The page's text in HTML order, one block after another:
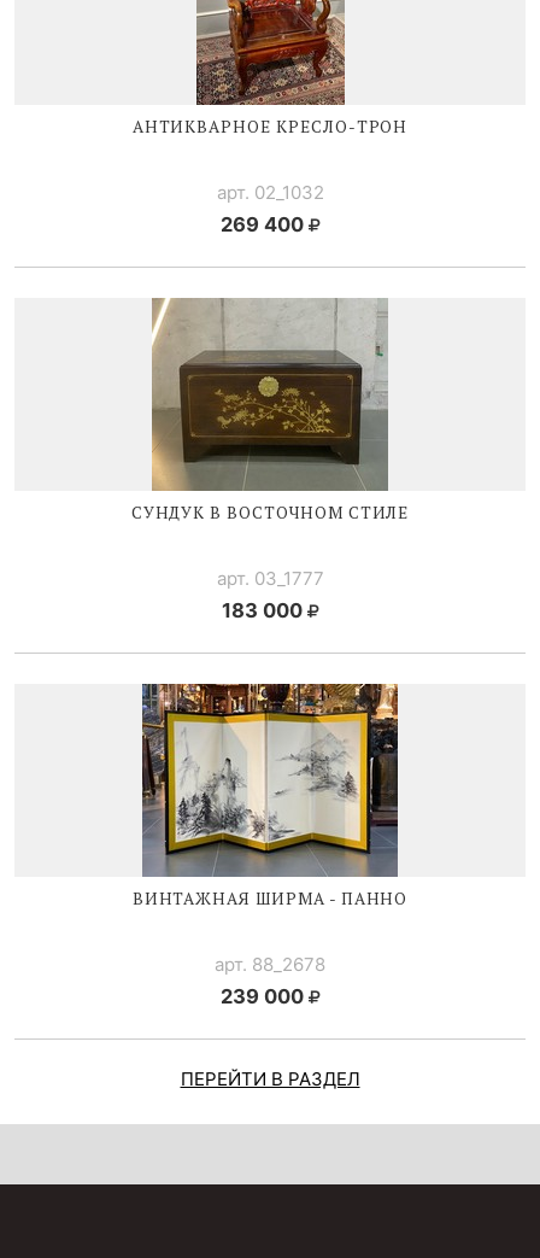
АНТИКВАРНОЕ КРЕСЛО-ТРОН
арт. 02_1032
269 400
СУНДУК В ВОСТОЧНОМ СТИЛЕ
арт. 03_1777
183 000
ВИНТАЖНАЯ ШИРМА - ПАННО
арт. 88_2678
239 000
ПЕРЕЙТИ В РАЗДЕЛ